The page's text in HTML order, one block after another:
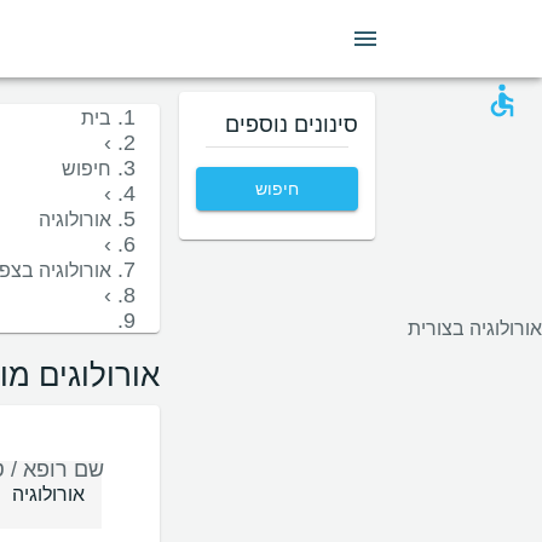
בית
›
חיפוש
›
אורולוגיה
›
אורולוגיה
›
אורולוגיה בצורית
אורולוגים
שם רופא /
סינונים נוספים
חיפוש